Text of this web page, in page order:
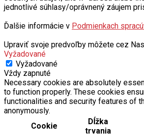
jednotlivé súhlasy/oprávnený záujem
Ďalšie informácie v Podmienkach
Upraviť svoje predvoľby môžete cez
Vyžadované
Vyžadované
Vždy zapnuté
Necessary cookies are absolutely
to function properly. These cookies
functionalities and security features of
anonymously.
Cookie
Dĺžka
trvania